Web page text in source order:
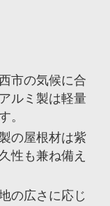
市の気候に合
ルミ製は軽量
。
の屋根材は紫
性も兼ね備え
の広さに応じ